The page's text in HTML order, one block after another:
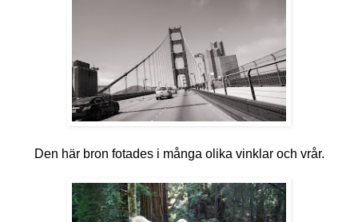
Den här bron fotades i många olika vinklar och vrår.